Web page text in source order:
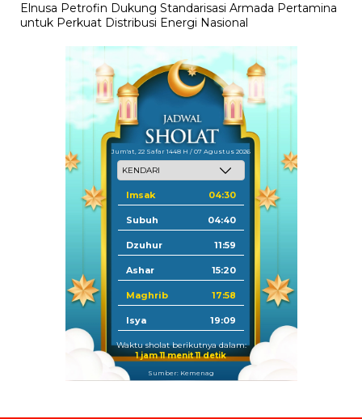
Elnusa Petrofin Dukung Standarisasi Armada Pertamina
untuk Perkuat Distribusi Energi Nasional
Jum'at, 22 Safar 1448 H / 07 Agustus 2026
Imsak 04:30
Subuh 04:40
Dzuhur 11:59
Ashar 15:20
Maghrib 17:58
Isya 19:09
Waktu sholat berikutnya dalam:
1 jam 11 menit 10 detik
Sumber: Kemenag